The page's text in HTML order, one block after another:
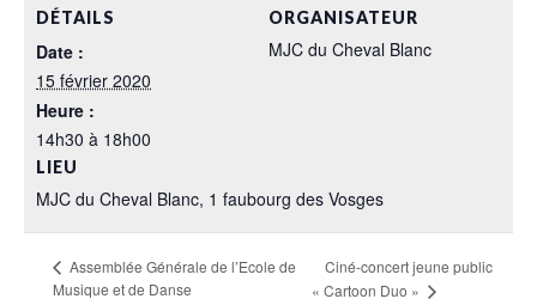
DÉTAILS
Date :
15 février 2020
Heure :
14h30 à 18h00
LIEU
MJC du Cheval Blanc, 1 faubourg des Vosges
ORGANISATEUR
MJC du Cheval Blanc
Assemblée Générale de l’Ecole de
Musique et de Danse
Ciné-concert jeune public
« Cartoon Duo »